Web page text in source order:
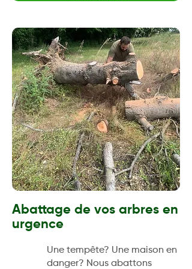
Abattage de vos arbres en
urgence
Une tempête? Une maison en
danger? Nous abattons